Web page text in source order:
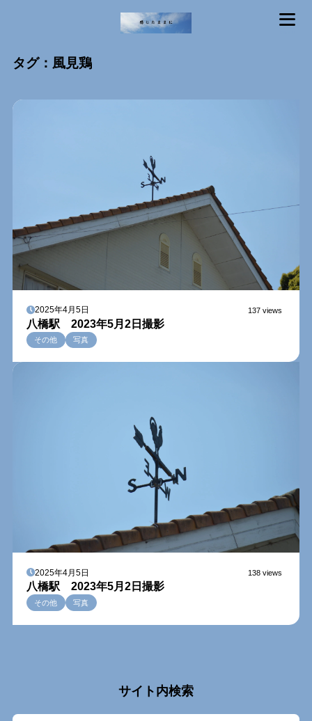
タグ：風見鶏
2025年4月5日 137 views
八橋駅 2023年5月2日撮影
その他 写真
2025年4月5日 138 views
八橋駅 2023年5月2日撮影
その他 写真
サイト内検索